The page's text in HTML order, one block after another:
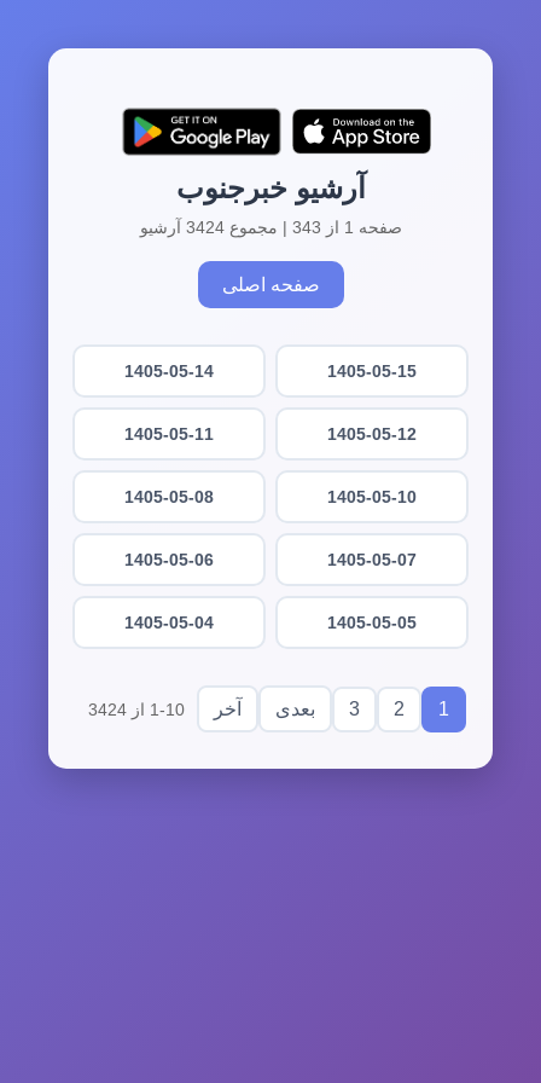
آرشیو خبرجنوب
صفحه 1 از 343 | مجموع 3424 آرشیو
صفحه اصلی
1405-05-15
1405-05-14
1405-05-12
1405-05-11
1405-05-10
1405-05-08
1405-05-07
1405-05-06
1405-05-05
1405-05-04
1
2
3 بعدی آخر 1-10 از 3424